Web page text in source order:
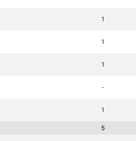
1
1
1
-
1
5